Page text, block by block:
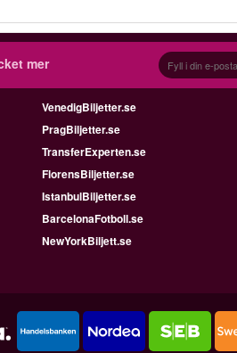
mer
VenedigBiljetter.se
PragBiljetter.se
TransferExperten.se
FlorensBiljetter.se
IstanbulBiljetter.se
BarcelonaFotboll.se
NewYorkBiljett.se